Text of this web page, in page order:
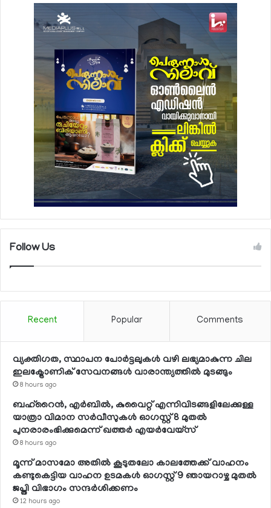
Follow Us
Recent Popular Comments
വ്യക്തിഗത, സ്ഥാപന പോര്‍ട്ടലുകള്‍ വഴി ലഭ്യമാകുന്ന ചില
ഇലക്ട്രോണിക് സേവനങ്ങള്‍ വാരാന്ത്യത്തില്‍ മുടങ്ങും
8 hours ago
ബഹ്റൈന്‍, എര്‍ബില്‍, കുവൈറ്റ് എന്നിവിടങ്ങളിലേക്കുള്ള
യാത്രാ വിമാന സര്‍വീസുകള്‍ ഓഗസ്റ്റ് 8 മുതല്‍
പുനരാരംഭിക്കുമെന്ന് ഖത്തര്‍ എയര്‍വേയ്സ്
8 hours ago
മൂന്ന് മാസമോ അതില്‍ കൂടുതലോ കാലത്തേക്ക് വാഹനം
കണ്ടുകെട്ടിയ വാഹന ഉടമകള്‍ ഓഗസ്റ്റ് 9 ഞായറാഴ്ച മുതല്‍
ജപ്തി വിഭാഗം സന്ദര്‍ശിക്കണം
12 hours ago